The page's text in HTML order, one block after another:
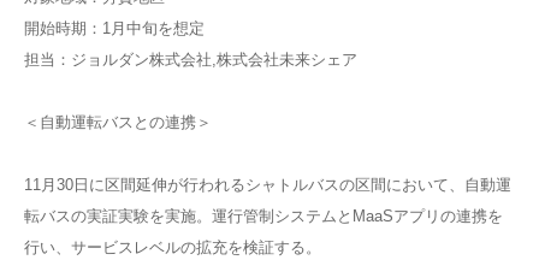
開始時期：1月中旬を想定
担当：ジョルダン株式会社,株式会社未来シェア
＜自動運転バスとの連携＞
11月30日に区間延伸が行われるシャトルバスの区間において、自動運
転バスの実証実験を実施。運行管制システムとMaaSアプリの連携を
行い、サービスレベルの拡充を検証する。